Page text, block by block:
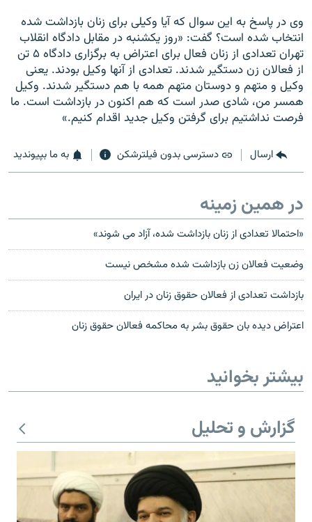
وی در پاسخ به اين سوال که آيا وکيلی برای زنان بازداشت شده
انتخاب شده است؟ گفت: «روز يکشنبه در مقابل دادگاه انقلاب
تهران تعدادی از زنان فعال برای اعتراض به برگزاری دادگاه ۵ تن
از فعالان زن دستگير شدند. تعدادی از آنها وکيل بودند. يعنی
وکيل و متهم و دوستان متهم همه با هم دستگير شدند. وکيل
همسر من، شادی صدر است که هم اکنون در بازداشت است. ما
فرصت نداشتيم برای گرفتن وکيل جديد اقدام کنيم.»
ارسال دسترسی بدون فیلترشکن به ما بپیوندید
در همین زمینه
«احتمالا تعدادی از زنان بازداشت شده، آزاد می شوند»
وضعیت فعالان زن بازداشت شده مشخص نیست
بازداشت تعدادی از فعالان حقوق زنان در ایران
اعتراض ديده بان حقوق بشر به محاکمه فعالان حقوق زنان
بیشتر بخوانید
گزارش و تحلیل